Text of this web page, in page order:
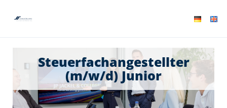
Steuerfachangestellter
(m/w/d) Junior